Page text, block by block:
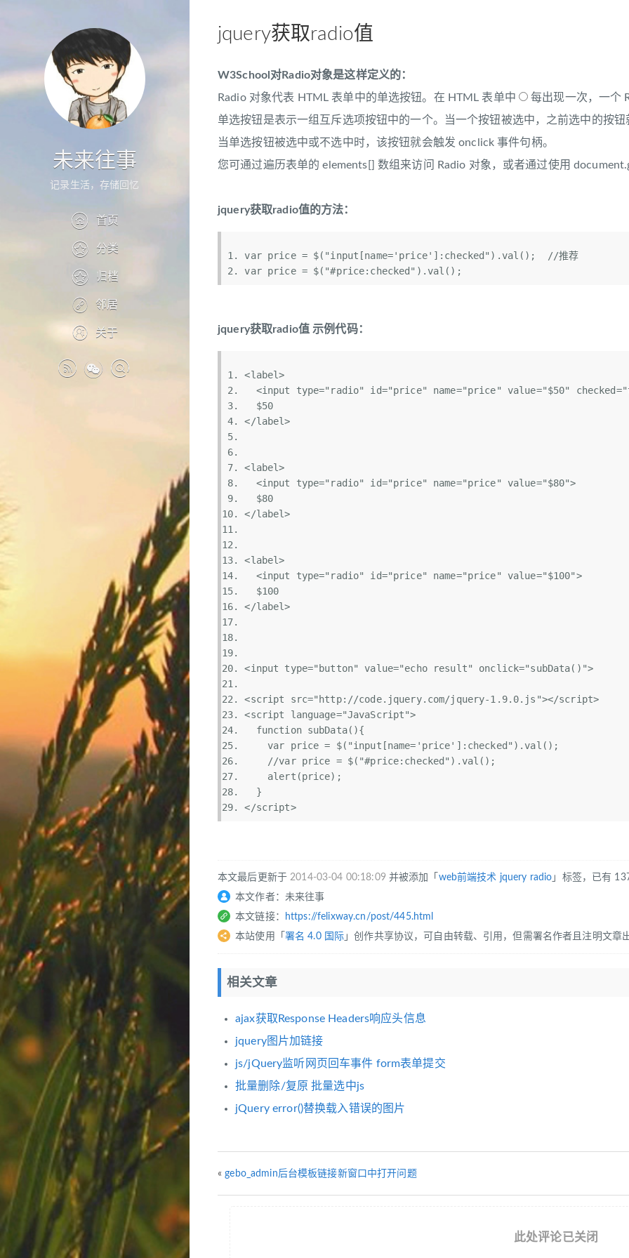
未来往事
记录生活，存储回忆
首页
分类
归档
邻居
关于
jquery获取radio值
W3School对Radio对象是这样定义的：
Radio 对象代表 HTML 表单中的单选按钮。在 HTML 表单中
每出现一次，一个
单选按钮是表示一组互斥选项按钮中的一个。当一个按钮被选中，之前选中的按钮
当单选按钮被选中或不选中时，该按钮就会触发 onclick 事件句柄。
您可通过遍历表单的 elements[] 数组来访问 Radio 对象，或者通过使用
jquery获取radio值的方法：
var price = $( "input[name='price']:checked" ).val(); //推荐
var price = $( "#price:checked" ).val();
jquery获取radio值 示例代码：
<label>
<input type="radio" id="price" name="price" value="$50" checked=
$50
</label>
<label>
<input type="radio" id="price" name="price" value="$80">
$80
</label>
<label>
<input type="radio" id="price" name="price" value="$100">
$100
</label>
<input type="button" value="echo result" onclick="subData()">
<script src="http://code.jquery.com/jquery-1.9.0.js"></script>
<script language="JavaScript">
function subData(){
var price = $( "input[name='price']:checked" ).val();
//var price = $("#price:checked").val();
alert(price);
}
</script>
本文最后更新于 2014-03-04 00:18:09 并被添加「 web前端技术 jquery radio 」标签，已有
本文作者：未来往事
本文链接：
https://felixway.cn/post/445.html
本站使用「 署名 4.0 国际 」创作共享协议，可自由转载、引用，但需署名作者且注明文章
相关文章
ajax获取Response Headers响应头信息
jquery图片加链接
js/jQuery监听网页回车事件 form表单提交
批量删除/复原 批量选中js
jQuery error()替换载入错误的图片
«gebo_admin后台模板链接新窗口中打开问题
此处评论已关闭